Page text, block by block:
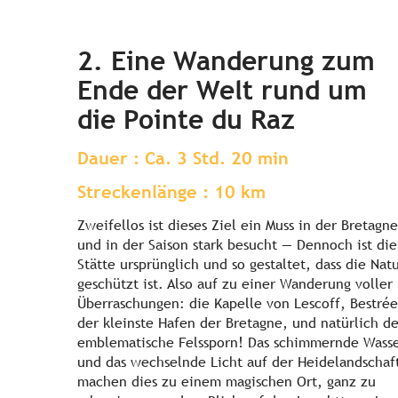
2. Eine Wanderung zum
Ende der Welt rund um
die Pointe du Raz
Dauer : Ca. 3 Std. 20 min
Streckenlänge : 10 km
Zweifellos ist dieses Ziel ein Muss in der Bretagne
und in der Saison stark besucht — Dennoch ist die
Stätte ursprünglich und so gestaltet, dass die
geschützt ist. Also auf zu einer Wanderung voller
Überraschungen: die Kapelle von Lescoff,
der kleinste Hafen der Bretagne, und natürlich
emblematische Felssporn! Das schimmernde
und das wechselnde Licht auf der
machen dies zu einem magischen Ort, ganz zu